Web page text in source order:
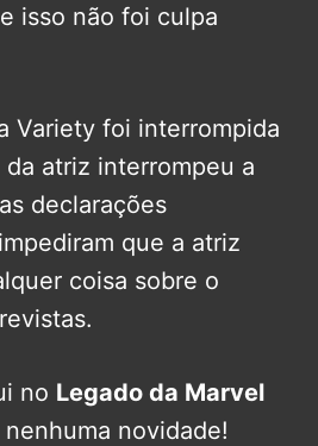
isso não foi culpa
Variety foi interrompida
atriz interrompeu a
declarações
que a atriz
coisa sobre o
no Legado da Marvel
novidade!